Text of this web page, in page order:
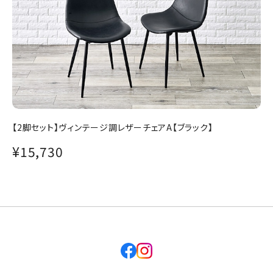
【2脚セット】ヴィンテージ調レザーチェアA【ブラック】
¥15,730